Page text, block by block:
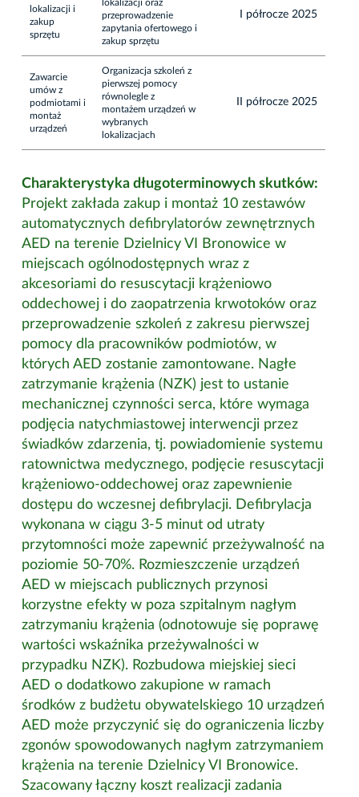
lokalizacji i
zakup
sprzętu
lokalizacji oraz
przeprowadzenie
zapytania ofertowego i
zakup sprzętu
I półrocze 2025
Zawarcie
umów z
podmiotami i
montaż
urządzeń
Organizacja szkoleń z
pierwszej pomocy
równolegle z
montażem urządzeń w
wybranych
lokalizacjach
II półrocze 2025
Charakterystyka długoterminowych skutków:
Projekt zakłada zakup i montaż 10 zestawów
automatycznych defibrylatorów zewnętrznych
AED na terenie Dzielnicy VI Bronowice w
miejscach ogólnodostępnych wraz z
akcesoriami do resuscytacji krążeniowo
oddechowej i do zaopatrzenia krwotoków oraz
przeprowadzenie szkoleń z zakresu pierwszej
pomocy dla pracowników podmiotów, w
których AED zostanie zamontowane. Nagłe
zatrzymanie krążenia (NZK) jest to ustanie
mechanicznej czynności serca, które wymaga
podjęcia natychmiastowej interwencji przez
świadków zdarzenia, tj. powiadomienie systemu
ratownictwa medycznego, podjęcie resuscytacji
krążeniowo-oddechowej oraz zapewnienie
dostępu do wczesnej defibrylacji. Defibrylacja
wykonana w ciągu 3-5 minut od utraty
przytomności może zapewnić przeżywalność na
poziomie 50-70%. Rozmieszczenie urządzeń
AED w miejscach publicznych przynosi
korzystne efekty w poza szpitalnym nagłym
zatrzymaniu krążenia (odnotowuje się poprawę
wartości wskaźnika przeżywalności w
przypadku NZK). Rozbudowa miejskiej sieci
AED o dodatkowo zakupione w ramach
środków z budżetu obywatelskiego 10 urządzeń
AED może przyczynić się do ograniczenia liczby
zgonów spowodowanych nagłym zatrzymaniem
krążenia na terenie Dzielnicy VI Bronowice.
Szacowany łączny koszt realizacji zadania